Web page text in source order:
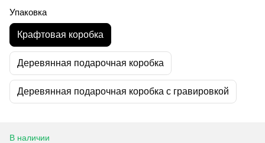
Упаковка
Крафтовая коробка
Деревянная подарочная коробка
Деревянная подарочная коробка с гравировкой
В наличии